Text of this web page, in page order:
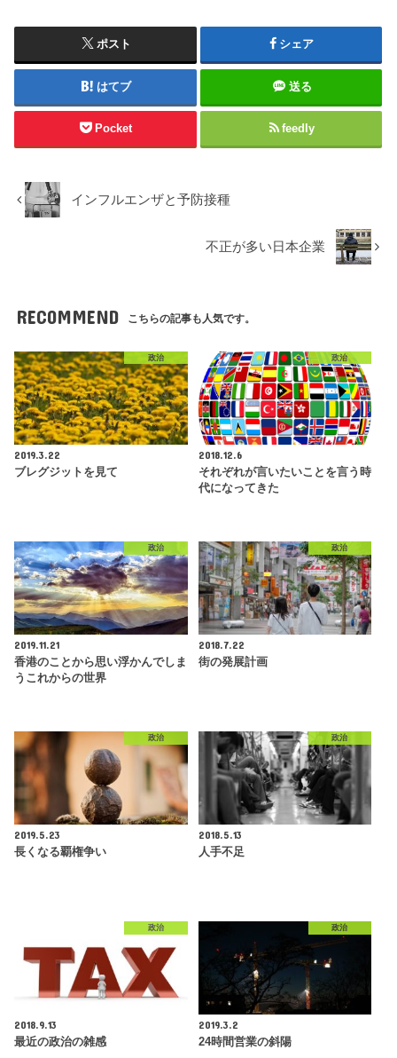
ポスト シェア
はてブ 送る
Pocket feedly
インフルエンザと予防接種
不正が多い日本企業
RECOMMEND こちらの記事も人気です。
政治
2019.3.22
ブレグジットを見て
政治
2018.12.6
それぞれが言いたいことを言う時
代になってきた
政治
2019.11.21
香港のことから思い浮かんでしま
うこれからの世界
政治
2018.7.22
街の発展計画
政治
2019.5.23
長くなる覇権争い
政治
2018.5.13
人手不足
政治
2018.9.13
最近の政治の雑感
政治
2019.3.2
24時間営業の斜陽